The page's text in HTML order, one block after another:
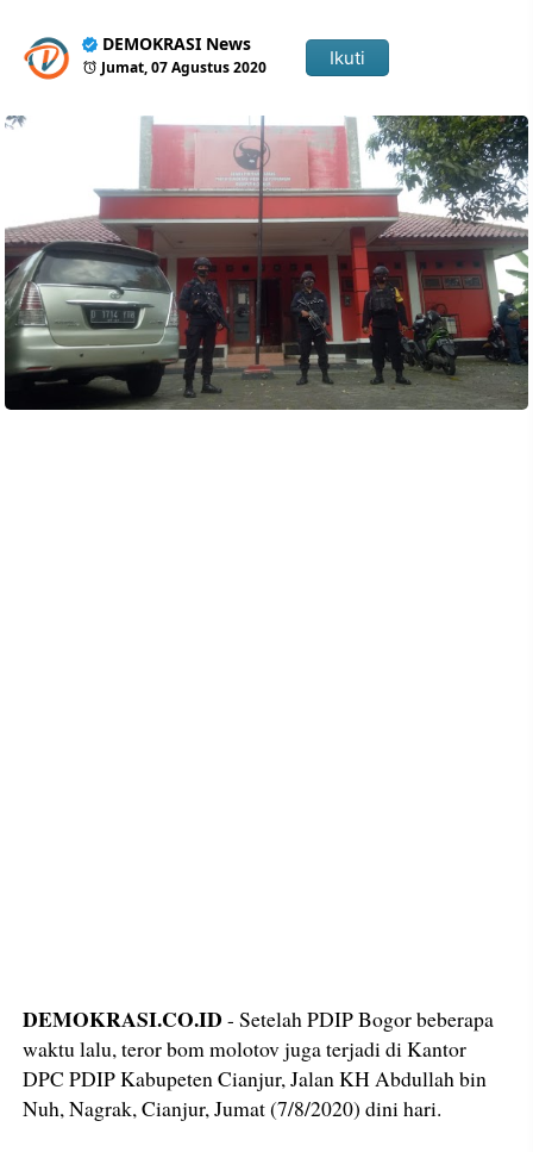
DEMOKRASI News
Jumat, 07 Agustus 2020 Ikuti
DEMOKRASI.CO.ID - Setelah PDIP Bogor beberapa
waktu lalu, teror bom molotov juga terjadi di Kantor
DPC PDIP Kabupeten Cianjur, Jalan KH Abdullah bin
Nuh, Nagrak, Cianjur, Jumat (7/8/2020) dini hari.